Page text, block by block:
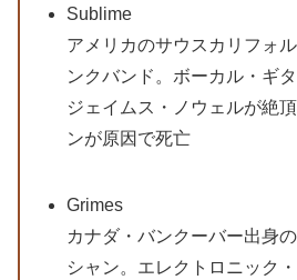
Sublime
アメリカのサウスカリフォ
ンクバンド。ボーカル・ギ
ジェイムス・ノウェルが絶
ンが原因で死亡
Grimes
カナダ・バンクーバー出身
シャン。エレクトロニック